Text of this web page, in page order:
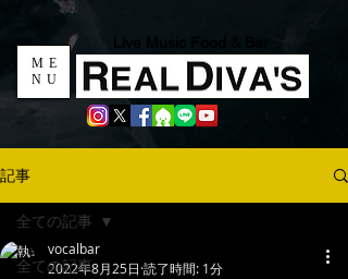
ME
NU
記事
全ての記事
全ての記事
vocalbar
2022年8月25日 読了時間: 1分